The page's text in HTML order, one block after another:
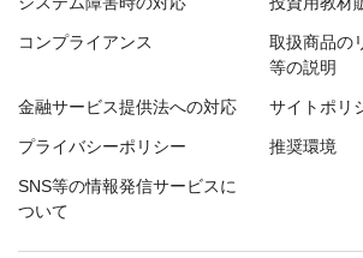
コンプライアンス
取扱商品の
等の説明
金融サービス提供法への対応 サイトポリ
プライバシーポリシー 推奨環境
SNS等の情報発信サービスに
ついて